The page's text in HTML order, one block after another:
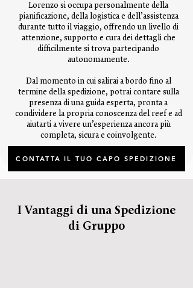
Lorenzo si occupa personalmente della
pianificazione, della logistica e dell’assistenza
durante tutto il viaggio, offrendo un livello di
attenzione, supporto e cura dei dettagli che
difficilmente si trova partecipando
autonomamente.
Dal momento in cui salirai a bordo fino al
termine della spedizione, potrai contare sulla
presenza di una guida esperta, pronta a
condividere la propria conoscenza del reef e ad
aiutarti a vivere un’esperienza ancora più
completa, sicura e coinvolgente.
CONTATTA IL TUO CAPO SPEDIZIONE
I Vantaggi di una Spedizione
di Gruppo